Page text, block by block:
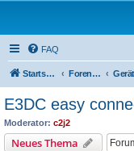
FAQ
Startseite Foren-Übersicht
E3DC easy
Moderator: c2j2
Neues Thema